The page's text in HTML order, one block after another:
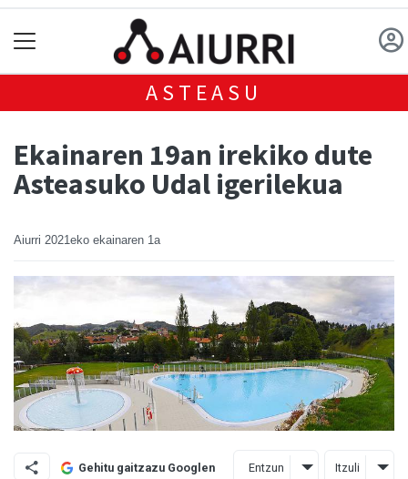
ASTEASU
Ekainaren 19an irekiko dute
Asteasuko Udal igerilekua
Aiurri 2021eko ekainaren 1a
Gehitu gaitzazu Googlen Entzun Itzuli